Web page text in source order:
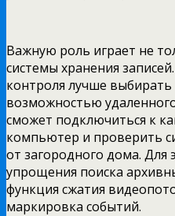
Важную роль играет не
системы хранения
контроля лучше
возможностью
сможет подключиться к
компьютер и проверить
от загородного дома. Для
упрощения поиска
функция сжатия
маркировка событий.